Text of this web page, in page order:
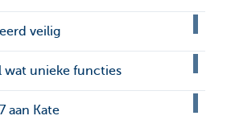
veilig
wat unieke functies
aan Kate